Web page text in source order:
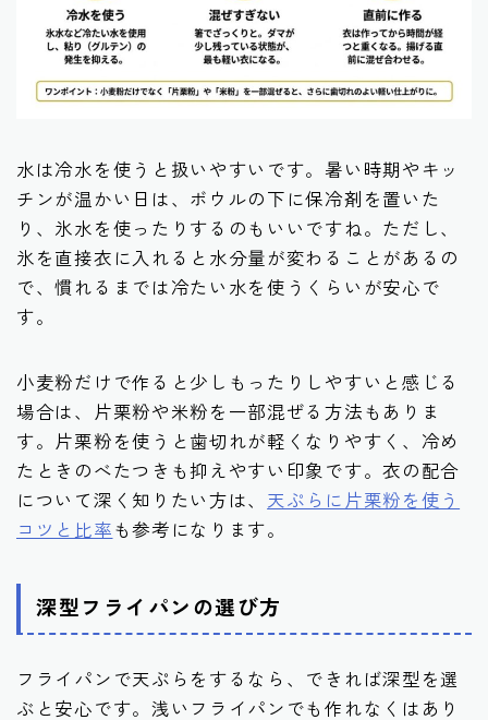
水は冷水を使うと扱いやすいです。暑い時期やキッ
チンが温かい日は、ボウルの下に保冷剤を置いた
り、氷水を使ったりするのもいいですね。ただし、
氷を直接衣に入れると水分量が変わることがあるの
で、慣れるまでは冷たい水を使うくらいが安心で
す。
小麦粉だけで作ると少しもったりしやすいと感じる
場合は、片栗粉や米粉を一部混ぜる方法もありま
す。片栗粉を使うと歯切れが軽くなりやすく、冷め
たときのべたつきも抑えやすい印象です。衣の配合
について深く知りたい方は、 天ぷらに片栗粉を使う
コツと比率も参考になります。
深型フライパンの選び方
フライパンで天ぷらをするなら、できれば深型を選
ぶと安心です。浅いフライパンでも作れなくはあり